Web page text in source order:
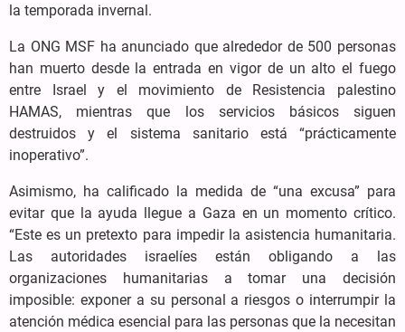
la temporada invernal.
La ONG MSF ha anunciado que alrededor de 500 personas
han muerto desde la entrada en vigor de un alto el fuego
entre Israel y el movimiento de Resistencia palestino
HAMAS, mientras que los servicios básicos siguen
destruidos y el sistema sanitario está “prácticamente
inoperativo”.
Asimismo, ha calificado la medida de “una excusa” para
evitar que la ayuda llegue a Gaza en un momento crítico.
“Este es un pretexto para impedir la asistencia humanitaria.
Las autoridades israelíes están obligando a las
organizaciones humanitarias a tomar una decisión
imposible: exponer a su personal a riesgos o interrumpir la
atención médica esencial para las personas que la necesitan